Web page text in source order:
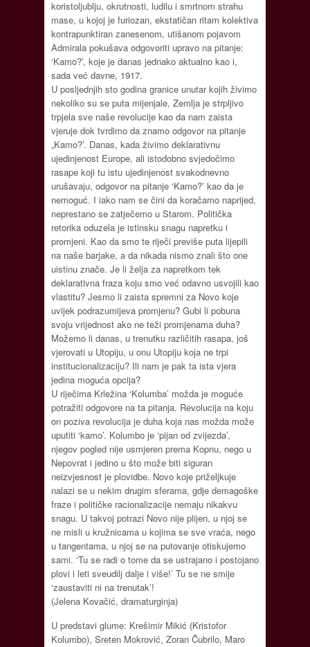
koristoljublju, okrutnosti, ludilu i smrtnom strahu
mase, u kojoj je furiozan, ekstatičan ritam kolektiva
kontrapunktiran zanesenom, utišanom pojavom
Admirala pokušava odgovoriti upravo na pitanje:
‘Kamo?’, koje je danas jednako aktualno kao i,
sada već davne, 1917.
U posljednjih sto godina granice unutar kojih živimo
nekoliko su se puta mijenjale, Zemlja je strpljivo
trpjela sve naše revolucije kao da nam zaista
vjeruje dok tvrdimo da znamo odgovor na pitanje
„Kamo?’. Danas, kada živimo deklarativnu
ujedinjenost Europe, ali istodobno svjedočimo
rasape koji tu istu ujedinjenost svakodnevno
urušavaju, odgovor na pitanje ‘Kamo?’ kao da je
nemoguć. I iako nam se čini da koračamo naprijed,
neprestano se zatječemo u Starom. Politička
retorika oduzela je istinsku snagu napretku i
promjeni. Kao da smo te riječi previše puta lijepili
na naše barjake, a da nikada nismo znali što one
uistinu znače. Je li želja za napretkom tek
deklarativna fraza koju smo već odavno usvojili kao
vlastitu? Jesmo li zaista spremni za Novo koje
uvijek podrazumijeva promjenu? Gubi li pobuna
svoju vrijednost ako ne teži promjenama duha?
Možemo li danas, u trenutku različitih rasapa, još
vjerovati u Utopiju, u onu Utopiju koja ne trpi
institucionalizaciju? Ili nam je pak ta ista vjera
jedina moguća opcija?
U riječima Krležina ‘Kolumba’ možda je moguće
potražiti odgovore na ta pitanja. Revolucija na koju
on poziva revolucija je duha koja nas možda može
uputiti ‘kamo’. Kolumbo je ‘pijan od zvijezda’,
njegov pogled nije usmjeren prema Kopnu, nego u
Nepovrat i jedino u što može biti siguran
neizvjesnost je plovidbe. Novo koje priželjkuje
nalazi se u nekim drugim sferama, gdje demagoške
fraze i političke racionalizacije nemaju nikakvu
snagu. U takvoj potrazi Novo nije plijen, u njoj se
ne misli u kružnicama u kojima se sve vraća, nego
u tangentama, u njoj se na putovanje otiskujemo
sami. ‘Tu se radi o tome da se ustrajano i postojano
plovi i leti sveudilj dalje i više!’ Tu se ne smije
‘zaustaviti ni na trenutak’!
(Jelena Kovačić, dramaturginja)
U predstavi glume: Krešimir Mikić (Kristofor
Kolumbo), Sreten Mokrović, Zoran Čubrilo, Maro